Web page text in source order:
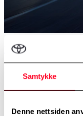
Samtykke
Denne nettsiden
Fremkommelighet